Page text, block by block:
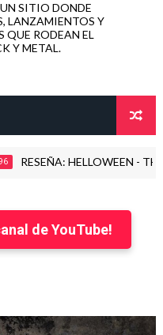
SITIO DONDE
LANZAMIENTOS Y
QUE RODEAN EL
Y METAL.
HELLOWEEN - THE
de YouTube!